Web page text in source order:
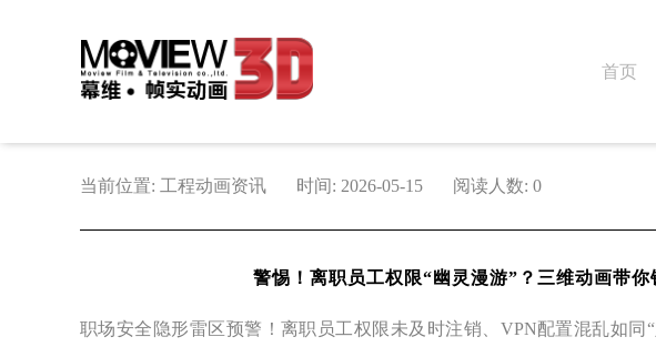
首页
当前位置: 工程动画资讯 时间: 2026-05-15 阅读人数: 0
警惕！离职员工权限“幽灵漫游”？三维动画带你
职场安全隐形雷区预警！离职员工权限未及时注销、VPN配置混乱如同